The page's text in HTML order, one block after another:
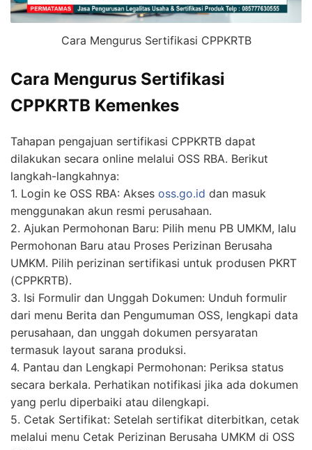
Cara Mengurus Sertifikasi CPPKRTB
Cara Mengurus Sertifikasi
CPPKRTB Kemenkes
Tahapan pengajuan sertifikasi CPPKRTB dapat
dilakukan secara online melalui OSS RBA. Berikut
langkah-langkahnya:
1. Login ke OSS RBA: Akses oss.go.id dan masuk
menggunakan akun resmi perusahaan.
2. Ajukan Permohonan Baru: Pilih menu PB UMKM, lalu
Permohonan Baru atau Proses Perizinan Berusaha
UMKM. Pilih perizinan sertifikasi untuk produsen PKRT
(CPPKRTB).
3. Isi Formulir dan Unggah Dokumen: Unduh formulir
dari menu Berita dan Pengumuman OSS, lengkapi data
perusahaan, dan unggah dokumen persyaratan
termasuk layout sarana produksi.
4. Pantau dan Lengkapi Permohonan: Periksa status
secara berkala. Perhatikan notifikasi jika ada dokumen
yang perlu diperbaiki atau dilengkapi.
5. Cetak Sertifikat: Setelah sertifikat diterbitkan, cetak
melalui menu Cetak Perizinan Berusaha UMKM di OSS